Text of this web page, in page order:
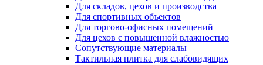
Для складов, цехов и производства
Для спортивных объектов
Для торгово-офисных помещений
Для цехов с повышенной влажностью
Сопутствующие материалы
Тактильная плитка для слабовидящих